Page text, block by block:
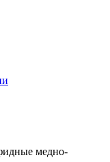
медно-